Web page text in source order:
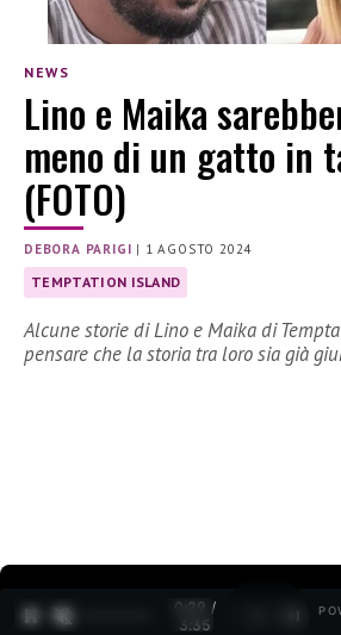
NEWS
Lino e Maika
meno di un gatto in
(FOTO)
DEBORA PARIGI | 1 AGOSTO 2024
TEMPTATION ISLAND
Alcune storie di Lino e Maika di
pensare che la storia tra loro sia già
0:30 /
3:35